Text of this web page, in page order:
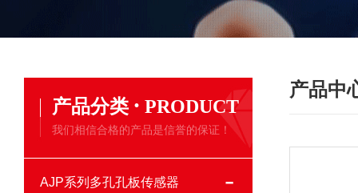
产品分类 · PRODUCT
我们相信合格的产品是信誉的保证！
AJP系列多孔孔板传感器
产品中